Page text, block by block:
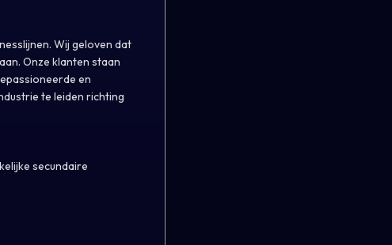
Wij geloven dat
Onze klanten staan
en
te leiden richting
secundaire